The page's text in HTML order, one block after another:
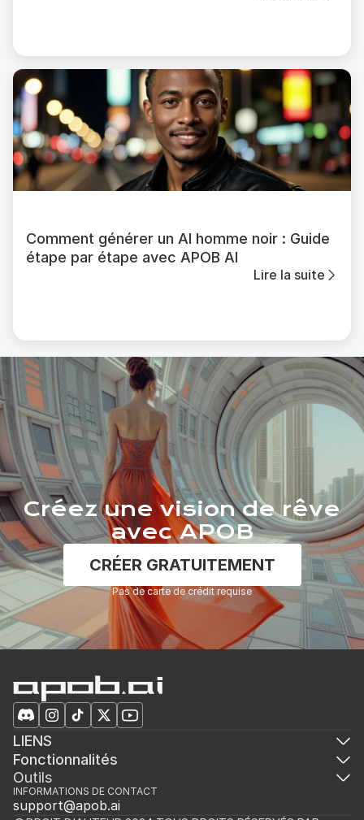
Comment générer un AI homme noir : Guide
étape par étape avec APOB AI
Lire la suite
Créez une vision de rêve
avec APOB
CRÉER GRATUITEMENT
Pas de carte de crédit requise
LIENS
Fonctionnalités
Outils
INFORMATIONS DE CONTACT
support@apob.ai